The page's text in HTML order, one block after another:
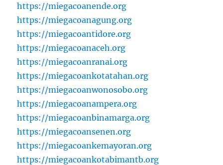
https://miegacoanende.org
https://miegacoanagung.org
https://miegacoantidore.org
https://miegacoanaceh.org
https://miegacoanranai.org
https://miegacoankotatahan.org
https://miegacoanwonosobo.org
https://miegacoanampera.org
https://miegacoanbinamarga.org
https://miegacoansenen.org
https://miegacoankemayoran.org
https://miegacoankotabimantb.org